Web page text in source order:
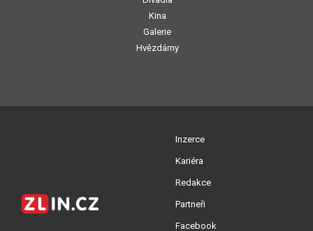
Kina
Galerie
Hvězdárny
Inzerce
Kariéra
Redakce
Partneři
Facebook